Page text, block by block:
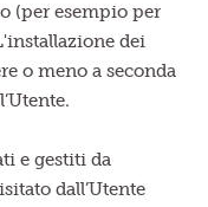
(per esempio per
dei
o meno a seconda
e gestiti da
dall’Utente